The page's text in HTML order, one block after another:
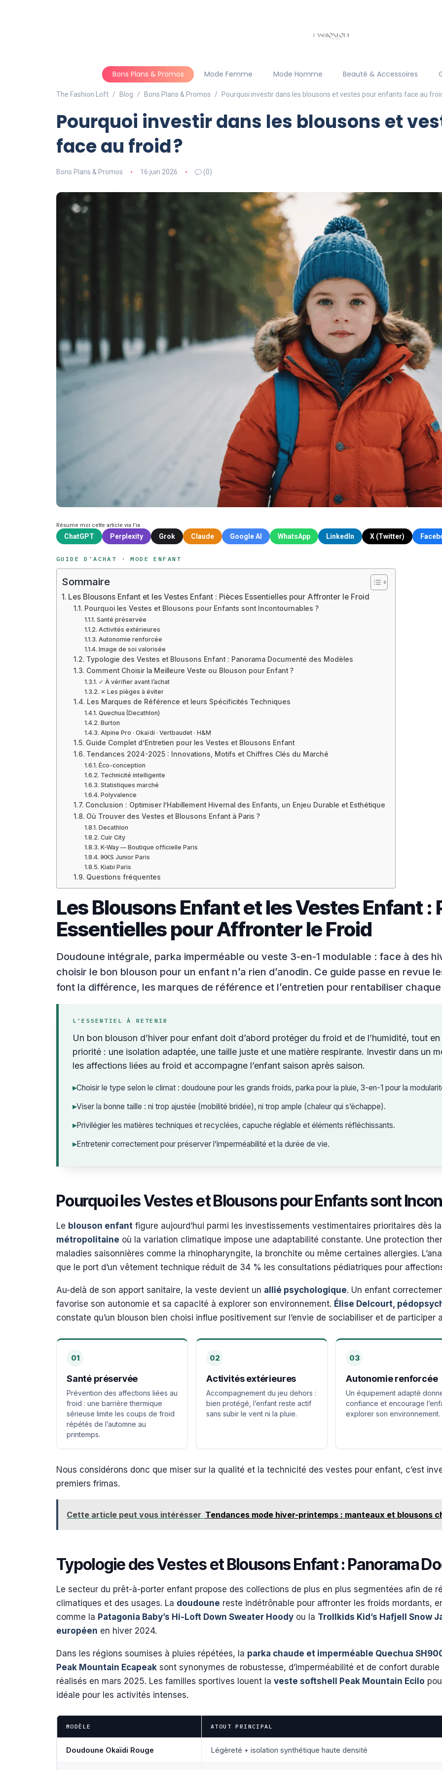
Bons Plans & Promos Mode Femme Mode Homme Beauté & Accessoires
The Fashion Loft Blog Bons Plans & Promos Pourquoi investir dans les blousons et vestes pour enfants face au
Pourquoi investir dans les blousons et
face au froid ?
Bons Plans & Promos 16 juin 2026 (0)
Résume moi cette article via l'ia
ChatGPT Perplexity Grok Claude Google AI WhatsApp LinkedIn X (Twitter)
GUIDE D’ACHAT · MODE ENFANT
Sommaire
Les Blousons Enfant et les Vestes Enfant : Pièces Essentielles pour Affronter le Froid
Pourquoi les Vestes et Blousons pour Enfants sont Incontournables ?
Santé préservée
Activités extérieures
Autonomie renforcée
Image de soi valorisée
Typologie des Vestes et Blousons Enfant : Panorama Documenté des Modèles
Comment Choisir la Meilleure Veste ou Blouson pour Enfant ?
✓ À vérifier avant l’achat
✕ Les pièges à éviter
Les Marques de Référence et leurs Spécificités Techniques
Quechua (Decathlon)
Burton
Alpine Pro · Okaïdi · Vertbaudet · H&M
Guide Complet d’Entretien pour les Vestes et Blousons Enfant
Tendances 2024-2025 : Innovations, Motifs et Chiffres Clés du Marché
Éco-conception
Technicité intelligente
Statistiques marché
Polyvalence
Conclusion : Optimiser l’Habillement Hivernal des Enfants, un Enjeu Durable et Esthétique
Où Trouver des Vestes et Blousons Enfant à Paris ?
Decathlon
Cuir City
K-Way — Boutique officielle Paris
IKKS Junior Paris
Kiabi Paris
Questions fréquentes
Les Blousons Enfant et les Vestes Enfant :
Essentielles pour Affronter le Froid
Doudoune intégrale, parka imperméable ou veste 3-en-1 modulable : face à des
choisir le bon blouson pour un enfant n’a rien d’anodin. Ce guide passe en revue
font la différence, les marques de référence et l’entretien pour rentabiliser
L’ESSENTIEL À RETENIR
Un bon blouson d’hiver pour enfant doit d’abord protéger du froid et de l’humidité, tout
priorité : une isolation adaptée, une taille juste et une matière respirante. Investir dans un
les affections liées au froid et accompagne l’enfant saison après saison.
▸Choisir le type selon le climat : doudoune pour les grands froids, parka pour la pluie, 3-en-1 pour la
▸Viser la bonne taille : ni trop ajustée (mobilité bridée), ni trop ample (chaleur qui s’échappe).
▸Privilégier les matières techniques et recyclées, capuche réglable et éléments réfléchissants.
▸Entretenir correctement pour préserver l’imperméabilité et la durée de vie.
Pourquoi les Vestes et Blousons pour Enfants sont
Le blouson enfant figure aujourd’hui parmi les investissements vestimentaires prioritaires dès
métropolitaine où la variation climatique impose une adaptabilité constante. Une protection
maladies saisonnières comme la rhinopharyngite, la bronchite ou même certaines allergies.
que le port d’un vêtement technique réduit de 34 % les consultations pédiatriques pour
Au-delà de son apport sanitaire, la veste devient un allié psychologique. Un enfant
favorise son autonomie et sa capacité à explorer son environnement. Élise Delcourt,
constate qu’un blouson bien choisi influe positivement sur l’envie de sociabiliser et de
01
Santé préservée
Prévention des affections liées au
froid : une barrière thermique
sérieuse limite les coups de froid
répétés de l’automne au
printemps.
02
Activités extérieures
Accompagnement du jeu dehors :
bien protégé, l’enfant reste actif
sans subir le vent ni la pluie.
03
Autonomie renforcée
Un équipement adapté
confiance et encourage
explorer son environnement.
Nous considérons donc que miser sur la qualité et la technicité des vestes pour enfant, c’est
premiers frimas.
Cette article peut vous intérésser Tendances mode hiver-printemps : manteaux et blousons
Typologie des Vestes et Blousons Enfant : Panorama
Le secteur du prêt-à-porter enfant propose des collections de plus en plus segmentées afin de
climatiques et des usages. La doudoune reste indétrônable pour affronter les froids mordants,
comme la Patagonia Baby’s Hi-Loft Down Sweater Hoody ou la Trollkids Kid’s Hafjell Snow
européen en hiver 2024.
Dans les régions soumises à pluies répétées, la parka chaude et imperméable Quechua
Peak Mountain Ecapeak sont synonymes de robustesse, d’imperméabilité et de confort
réalisés en mars 2025. Les familles sportives louent la veste softshell Peak Mountain Ecilo
idéale pour les activités intenses.
MODÈLE ATOUT PRINCIPAL
Doudoune Okaïdi Rouge Légèreté + isolation synthétique haute densité